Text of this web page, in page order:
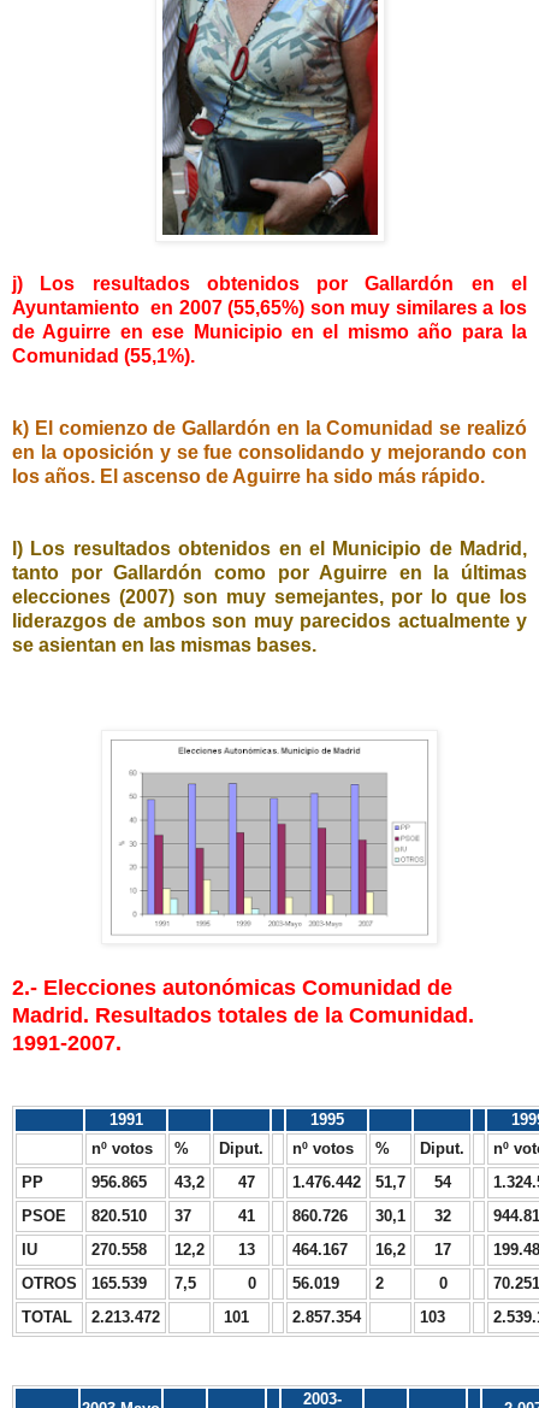
j) Los resultados obtenidos por Gallardón en el
Ayuntamiento en 2007 (55,65%) son muy similares a los
de Aguirre en ese Municipio en el mismo año para la
Comunidad (55,1%).
k) El comienzo de Gallardón en la Comunidad se realizó
en la oposición y se fue consolidando y mejorando con
los años. El ascenso de Aguirre ha sido más rápido.
l) Los resultados obtenidos en el Municipio de Madrid,
tanto por Gallardón como por Aguirre en la últimas
elecciones (2007) son muy semejantes, por lo que los
liderazgos de ambos son muy parecidos actualmente y
se asientan en las mismas bases.
2.- Elecciones autonómicas Comunidad de
Madrid. Resultados totales de la Comunidad.
1991-2007.
1991 1995
nº votos
% Diput. nº votos % Diput.
nº
PP
956.865 43,2 47 1.476.442 51,7 54
PSOE
820.510 37 41 860.726 30,1 32
IU
270.558 12,2 13 464.167 16,2 17
OTROS
165.539 7,5 0 56.019 2 0
70.251
TOTAL
2.213.472 101 2.857.354 103
2003-